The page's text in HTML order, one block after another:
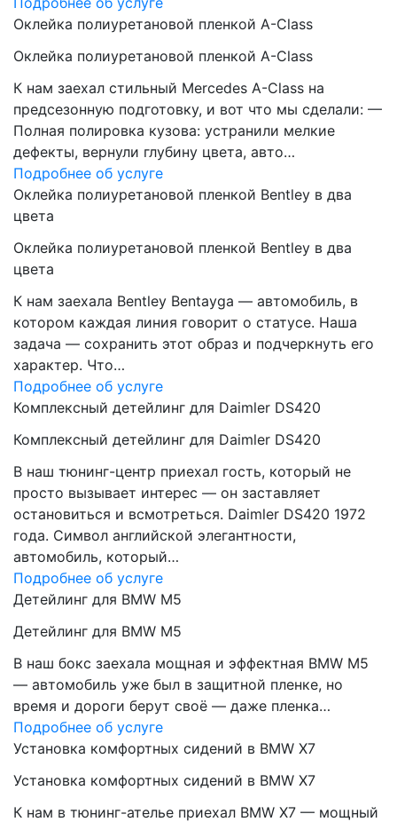
Оклейка полиуретановой пленкой A-Class
Оклейка полиуретановой пленкой A-Class
К нам заехал стильный Mercedes A-Class на
предсезонную подготовку, и вот что мы сделали: —
Полная полировка кузова: устранили мелкие
дефекты, вернули глубину цвета, авто…
Подробнее об услуге
Оклейка полиуретановой пленкой Bentley в два
цвета
Оклейка полиуретановой пленкой Bentley в два
цвета
К нам заехала Bentley Bentayga — автомобиль, в
котором каждая линия говорит о статусе. Наша
задача — сохранить этот образ и подчеркнуть его
характер. Что…
Подробнее об услуге
Комплексный детейлинг для Daimler DS420
Комплексный детейлинг для Daimler DS420
В наш тюнинг-центр приехал гость, который не
просто вызывает интерес — он заставляет
остановиться и всмотреться. Daimler DS420 1972
года. Символ английской элегантности,
автомобиль, который…
Подробнее об услуге
Детейлинг для BMW M5
Детейлинг для BMW M5
В наш бокс заехала мощная и эффектная BMW M5
— автомобиль уже был в защитной пленке, но
время и дороги берут своё — даже пленка…
Подробнее об услуге
Установка комфортных сидений в BMW X7
Установка комфортных сидений в BMW X7
К нам в тюнинг-ателье приехал BMW X7 — мощный